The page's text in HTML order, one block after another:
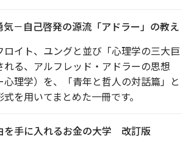
気－自己啓発の源流「アドラー」の教え
ロイト、ユングと並び「心理学の三大巨
れる、アルフレッド・アドラーの思想
心理学）を、「青年と哲人の対話篇」と
を用いてまとめた一冊です。
を手に入れるお金の大学 改訂版